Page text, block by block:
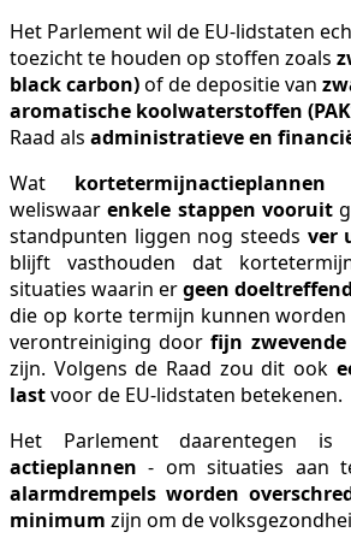
Het Parlement wil de EU-lidstaten
toezicht te houden op stoffen zoals
black carbon)of de depositie van
aromatische koolwaterstoffen
Raad als administratieve en
Wat kortetermijnactieplannen
weliswaarenkele stappen vooruit
standpunten liggen nog steeds ver
blijft vasthouden dat
situaties waarin ergeen
die op korte termijn kunnen
verontreiniging doorfijn
zijn. Volgens de Raad zou dit ook
lastvoor de EU-lidstaten betekenen.
Het Parlement daarentegen
actieplannen- om situaties aan
alarmdrempels worden
minimum zijn om de